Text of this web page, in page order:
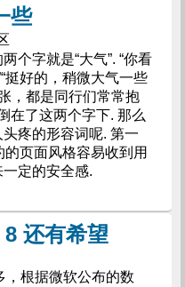
些
个字就是“大气”. “你看
挺好的，稍微大气一些
，都是同行们常常抱
在了这两个字下. 那么
疼的形容词呢. 第一
的页面风格容易收到用
定的安全感.
还有希望
，根据微软公布的数